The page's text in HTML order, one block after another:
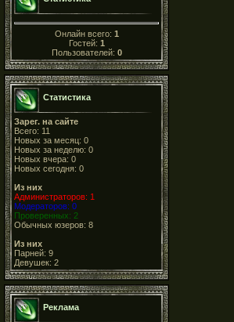
Онлайн всего: 1
Гостей: 1
Пользователей: 0
Статистика
Зарег. на сайте
Всего: 11
Новых за месяц: 0
Новых за неделю: 0
Новых вчера: 0
Новых сегодня: 0
Из них
Администраторов: 1
Модераторов: 0
Проверенных: 2
Обычных юзеров: 8
Из них
Парней: 9
Девушек: 2
Реклама